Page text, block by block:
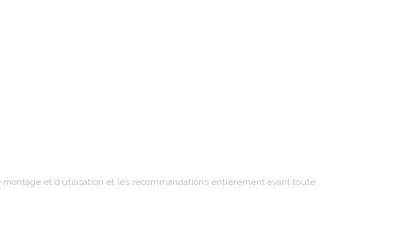
et d’utilisation et les recommandations entièrement avant toute